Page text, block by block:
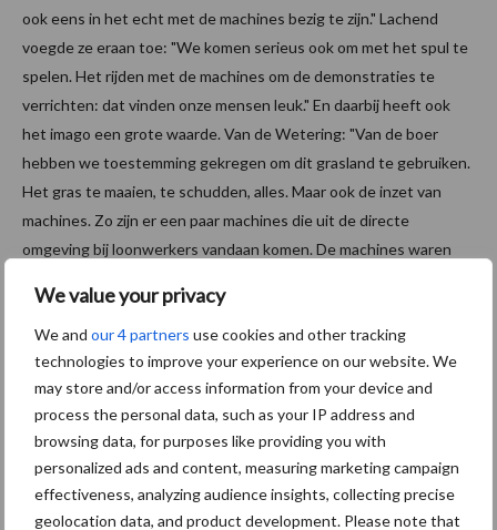
We value your privacy
We and our 4 partners use cookies and other tracking
technologies to improve your experience on our website. We
may store and/or access information from your device and
process the personal data, such as your IP address and
browsing data, for purposes like providing you with
personalized ads and content, measuring marketing campaign
effectiveness, analyzing audience insights, collecting precise
geolocation data, and product development. Please note that
ook eens in het echt met de machines bezig te zijn." Lachend
voegde ze eraan toe: "We komen serieus ook om met het spul te
spelen. Het rijden met de machines om de demonstraties te
verrichten: dat vinden onze mensen leuk." En daarbij heeft ook
het imago een grote waarde. Van de Wetering: "Van de boer
hebben we toestemming gekregen om dit grasland te gebruiken.
Het gras te maaien, te schudden, alles. Maar ook de inzet van
machines. Zo zijn er een paar machines die uit de directe
omgeving bij loonwerkers vandaan komen. De machines waren
uurtjes 'lenen'. Juist dat stukje vertrouwen van 'hier is de sleutel,
alsjeblief. Red je er maar mee', liet ook een stukje positiviteit zien."
Kortom: deze eerste middag van de #Fendtastic tour was een
mooie aftrap voor Fendt. Op naar de komende demo's!
Benieuwd naar de volgende demo's van de #Fendtastic tour